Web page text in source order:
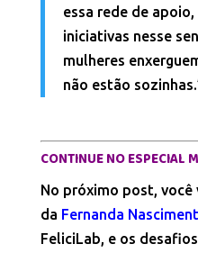
essa rede de
iniciativas nesse
mulheres
não estão
CONTINUE NO ESPECIAL
No próximo post, você
da Fernanda
FeliciLab, e os